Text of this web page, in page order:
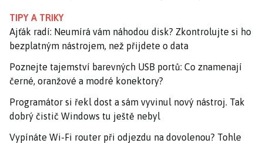
TIPY A TRIKY
Ajťák radí: Neumírá vám náhodou disk? Zkontrolujte si ho
bezplatným nástrojem, než přijdete o data
Poznejte tajemství barevných USB portů: Co znamenají
černé, oranžové a modré konektory?
Programátor si řekl dost a sám vyvinul nový nástroj. Tak
dobrý čistič Windows tu ještě nebyl
Vypínáte Wi-Fi router při odjezdu na dovolenou? Tohle